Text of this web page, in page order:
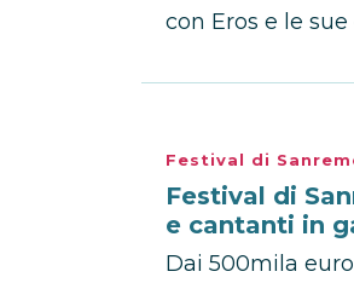
con Eros e le
Festival di
Festival di
e cantanti in
Dai 500mila